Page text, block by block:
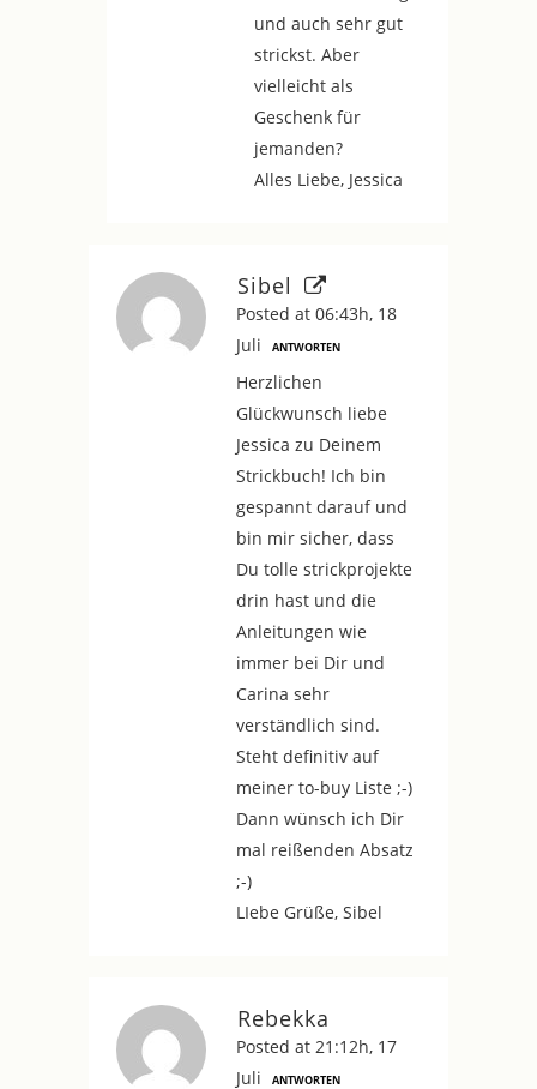
und auch sehr gut
strickst. Aber
vielleicht als
Geschenk für
jemanden?
Alles Liebe, Jessica
Sibel
Posted at 06:43h, 18
Juli
ANTWORTEN
Herzlichen
Glückwunsch liebe
Jessica zu Deinem
Strickbuch! Ich bin
gespannt darauf und
bin mir sicher, dass
Du tolle strickprojekte
drin hast und die
Anleitungen wie
immer bei Dir und
Carina sehr
verständlich sind.
Steht definitiv auf
meiner to-buy Liste ;-)
Dann wünsch ich Dir
mal reißenden Absatz
;-)
LIebe Grüße, Sibel
Rebekka
Posted at 21:12h, 17
Juli
ANTWORTEN